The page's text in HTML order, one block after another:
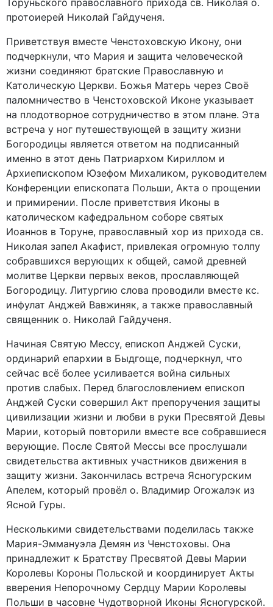
протоиерей Николай Гайдученя.
Приветствуя вместе Ченстоховскую Икону, они
подчеркнули, что Мария и защита человеческой
жизни соединяют братские Православную и
Католическую Церкви. Божья Матерь через Своё
паломничество в Ченстоховской Иконе указывает
на плодотворное сотрудничество в этом плане. Эта
встреча у ног путешествующей в защиту жизни
Богородицы является ответом на подписанный
именно в этот день Патриархом Кириллом и
Архиепископом Юзефом Михаликом, руководителем
Конференции епископата Польши, Акта о прощении
и примирении. После приветствия Иконы в
католическом кафедральном соборе святых
Иоаннов в Торуне, православный хор из прихода св.
Николая запел Акафист, привлекая огромную толпу
собравшихся верующих к общей, самой древней
молитве Церкви первых веков, прославляющей
Богородицу. Литургию слова проводили вместе кс.
инфулат Анджей Вавжиняк, а также православный
священник о. Николай Гайдученя.
Начиная Святую Мессу, епископ Анджей Суски,
ординарий епархии в Быдгоще, подчеркнул, что
сейчас всё более усиливается война сильных
против слабых. Перед благословлением епископ
Анджей Суски совершил Акт препоручения защиты
цивилизации жизни и любви в руки Пресвятой Девы
Марии, который повторили вместе все собравшиеся
верующие. После Святой Мессы все прослушали
свидетельства активных участников движения в
защиту жизни. Закончилась встреча Ясногурским
Апелем, который провёл о. Владимир Огожалэк из
Ясной Гуры.
Несколькими свидетельствами поделилась также
Мария-Эммануэла Демян из Ченстоховы. Она
принадлежит к Братству Пресвятой Девы Марии
Королевы Короны Польской и координирует Акты
вверения Непорочному Сердцу Марии Королевы
Польши в часовне Чудотворной Иконы Ясногурской.